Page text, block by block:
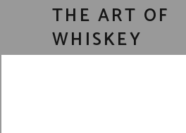
THE ART OF
WHISKEY